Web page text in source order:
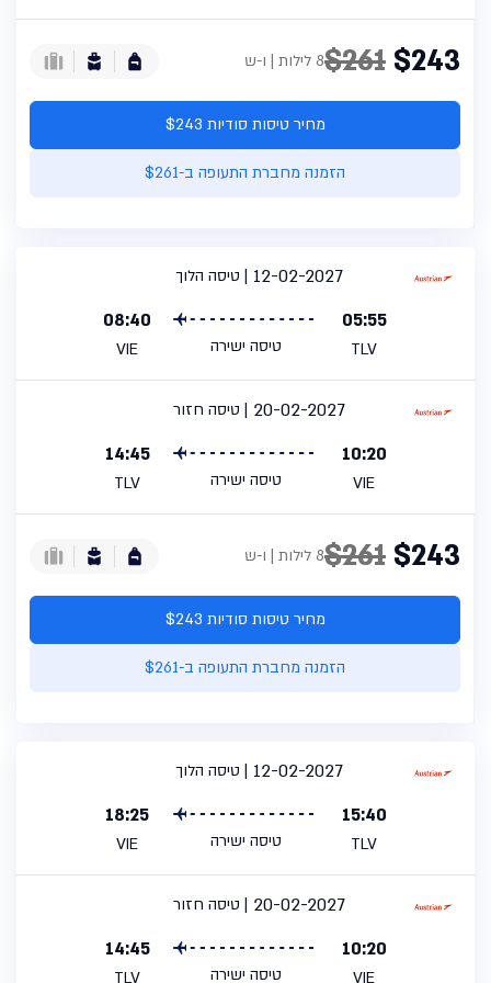
$243
$2618 לילות | ו-ש
מחיר טיסות סודיות $243
הזמנה מחברת התעופה ב-$261
טיסה הלוך
12-02-2027
05:55
TLV טיסה ישירה
08:40
VIE
טיסה חזור
20-02-2027
10:20
VIE טיסה ישירה
14:45
TLV
$243
$2618 לילות | ו-ש
מחיר טיסות סודיות $243
הזמנה מחברת התעופה ב-$261
טיסה הלוך
12-02-2027
15:40
TLV טיסה ישירה
18:25
VIE
טיסה חזור
20-02-2027
10:20
VIE טיסה ישירה
14:45
TLV